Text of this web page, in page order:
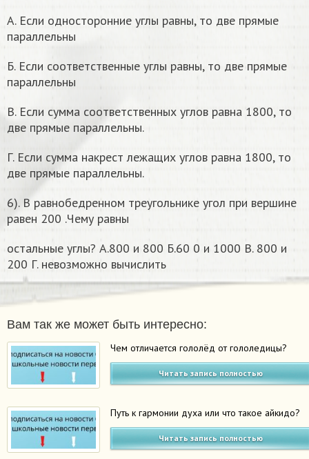
А. Если односторонние углы равны, то две прямые
параллельны
Б. Если соответственные углы равны, то две прямые
параллельны
В. Если сумма соответственных углов равна 1800, то
две прямые параллельны.
Г. Если сумма накрест лежащих углов равна 1800, то
две прямые параллельны.
6). В равнобедренном треугольнике угол при вершине
равен 200 .Чему равны
остальные углы? А.800 и 800 Б.60 0 и 1000 В. 800 и
200 Г. невозможно вычислить
Вам так же может быть интересно:
Чем отличается гололёд от гололедицы?
Читать запись полностью
Путь к гармонии духа или что такое айкидо?
Читать запись полностью